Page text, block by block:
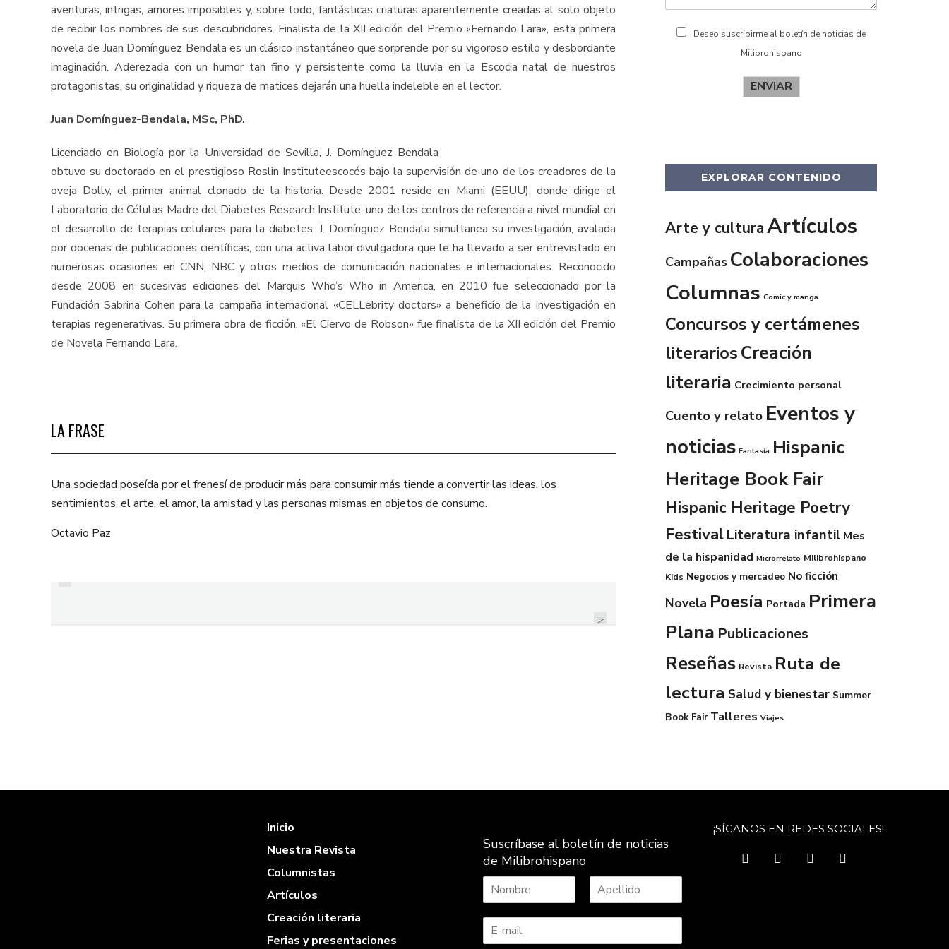
aventuras, intrigas, amores imposibles y, sobre todo, fantásticas criaturas aparentemente creadas al solo objeto
de recibir los nombres de sus descubridores. Finalista de la XII edición del Premio «Fernando Lara», esta primera
novela de Juan Domínguez Bendala es un clásico instantáneo que sorprende por su vigoroso estilo y desbordante
imaginación. Aderezada con un humor tan fino y persistente como la lluvia en la Escocia natal de nuestros
protagonistas, su originalidad y riqueza de matices dejarán una huella indeleble en el lector.
Juan Domínguez-Bendala, MSc, PhD.
Licenciado en Biología por la Universidad de Sevilla, J. Domínguez Bendala
obtuvo su doctorado en el prestigioso Roslin Instituteescocés bajo la supervisión de uno de los creadores de la
oveja Dolly, el primer animal clonado de la historia. Desde 2001 reside en Miami (EEUU), donde dirige el
Laboratorio de Células Madre del Diabetes Research Institute, uno de los centros de referencia a nivel mundial en
el desarrollo de terapias celulares para la diabetes. J. Domínguez Bendala simultanea su investigación, avalada
por docenas de publicaciones científicas, con una activa labor divulgadora que le ha llevado a ser entrevistado en
numerosas ocasiones en CNN, NBC y otros medios de comunicación nacionales e internacionales. Reconocido
desde 2008 en sucesivas ediciones del Marquis Who’s Who in America, en 2010 fue seleccionado por la
Fundación Sabrina Cohen para la campaña internacional «CELLebrity doctors» a beneficio de la investigación en
terapias regenerativas. Su primera obra de ficción, «El Ciervo de Robson» fue finalista de la XII edición del Premio
de Novela Fernando Lara.
LA FRASE
Una sociedad poseída por el frenesí de producir más para consumir más tiende a convertir las ideas, los
sentimientos, el arte, el amor, la amistad y las personas mismas en objetos de consumo.
Octavio Paz
NEXT
Deseo suscribirme al boletín de noticias de
Milibrohispano
ENVIAR
EXPLORAR CONTENIDO
Arte y culturaArtículos
Campañas Colaboraciones
Columnas Comic y manga
Concursos y certámenes
literariosCreación
literaria Crecimiento personal
Cuento y relato Eventos y
noticias Fantasía Hispanic
Heritage Book Fair
Hispanic Heritage Poetry
FestivalLiteratura infantil Mes
de la hispanidad Microrrelato Milibrohispano
Kids Negocios y mercadeo No ficción
Novela Poesía Portada Primera
Plana Publicaciones
Reseñas Revista Ruta de
lectura Salud y bienestar Summer
Book Fair Talleres Viajes
Inicio
Nuestra Revista
Columnistas
Artículos
Creación literaria
Ferias y presentaciones
Suscríbase al boletín de noticias
de Milibrohispano
o
b
p
l
¡SÍGANOS EN REDES SOCIALES!
facebooktwitter instagramyoutube